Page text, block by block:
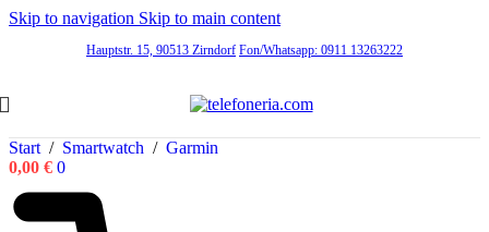
Skip to navigation Skip to main content
Hauptstr. 15, 90513 Zirndorf Fon/Whatsapp: 0911 13263222
Start / Smartwatch / Garmin
0,00 € 0